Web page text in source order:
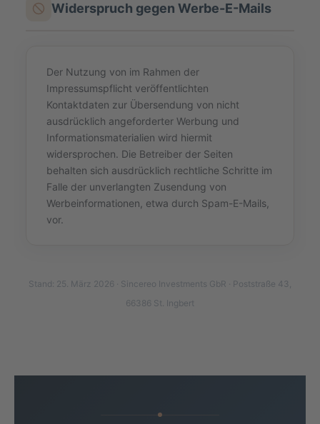
Widerspruch gegen Werbe-E-Mails
Der Nutzung von im Rahmen der
Impressumspflicht veröffentlichten
Kontaktdaten zur Übersendung von nicht
ausdrücklich angeforderter Werbung und
Informationsmaterialien wird hiermit
widersprochen. Die Betreiber der Seiten
behalten sich ausdrücklich rechtliche Schritte im
Falle der unverlangten Zusendung von
Werbeinformationen, etwa durch Spam-E-Mails,
vor.
Stand: 25. März 2026 · Sincereo Investments GbR · Poststraße 43,
66386 St. Ingbert